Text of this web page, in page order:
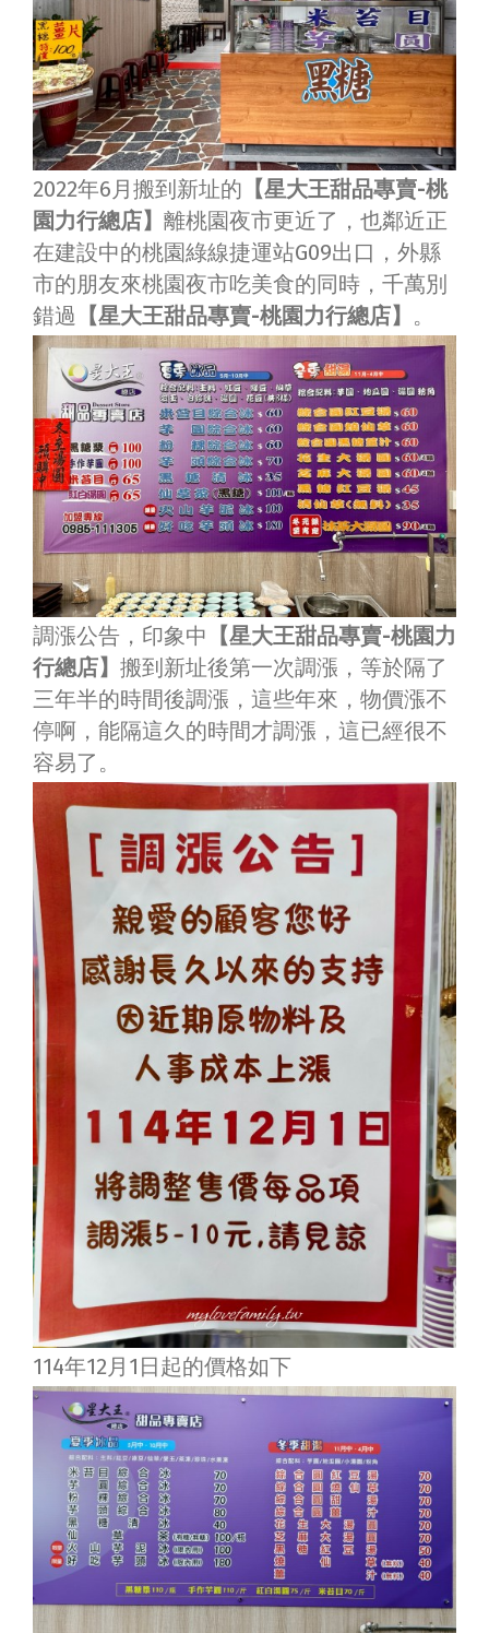
2022年6月搬到新址的 【星大王甜品專賣-桃
園力行總店】 離桃園夜市更近了，也鄰近正
在建設中的桃園綠線捷運站G09出口，外縣
市的朋友來桃園夜市吃美食的同時，千萬別
錯過 【星大王甜品專賣-桃園力行總店】 。
調漲公告，印象中 【星大王甜品專賣-桃園力
行總店】 搬到新址後第一次調漲，等於隔了
三年半的時間後調漲，這些年來，物價漲不
停啊，能隔這久的時間才調漲，這已經很不
容易了。
114年12月1日起的價格如下